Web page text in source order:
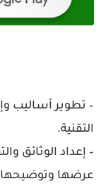
– تطوير أساليب
التقنية.
– إعداد الوثائق
عرضها